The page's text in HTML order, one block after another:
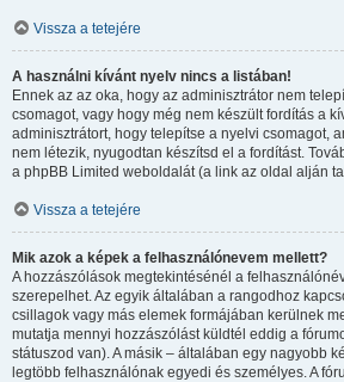
Vissza a tetejére
A használni kívánt nyelv nincs a listában!
Ennek az az oka, hogy az adminisztrátor nem
csomagot, vagy hogy még nem készült fordítás a
adminisztrátort, hogy telepítse a nyelvi csomagot,
nem létezik, nyugodtan készítsd el a fordítást.
a phpBB Limited weboldalát (a link az oldal alján
Vissza a tetejére
Mik azok a képek a felhasználónevem mellett?
A hozzászólások megtekintésénél a
szerepelhet. Az egyik általában a rangodhoz
csillagok vagy más elemek formájában kerülnek
mutatja mennyi hozzászólást küldtél eddig a
státuszod van). A másik – általában egy nagyobb
legtöbb felhasználónak egyedi és személyes. A